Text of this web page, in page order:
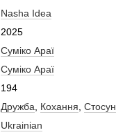
Nasha Idea
2025
Суміко Араї
Суміко Араї
194
Дружба Кохання
Ukrainian